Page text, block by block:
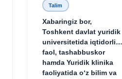
Talim
Xabaringiz bor,
Toshkent davlat yuridik
universitetida iqtidorli,
faol, tashabbuskor
hamda Yuridik klinika
faoliyatida o‘z bilim va